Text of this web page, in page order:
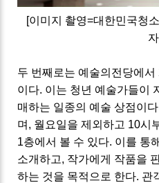
[이미지 촬영=대한민국청
두 번째로는 예술의전당에
이다. 이는 청년 예술가들이
매하는 일종의 예술 상점이
며, 월요일을 제외하고 10시
1층에서 볼 수 있다. 이를 통
소개하고, 작가에게 작품을
하는 것을 목적으로 한다. 관